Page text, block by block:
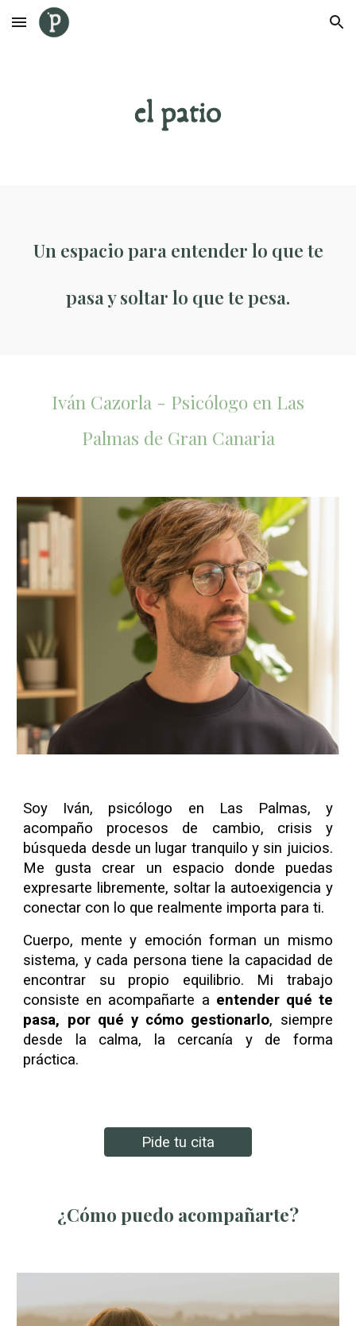
Skip to main content Skip to navigation
Un espacio para entender lo que te
pasa y soltar lo que te pesa.
Iván Cazorla - Psicólogo en Las
Palmas de Gran Canaria
Soy Iván, psicólogo en Las Palmas, y
acompaño procesos de cambio, crisis y
búsqueda desde un lugar tranquilo y sin juicios.
Me gusta crear un espacio donde puedas
expresarte libremente, soltar la autoexigencia y
conectar con lo que realmente importa para ti.
Cuerpo, mente y emoción forman un mismo
sistema, y cada persona tiene la capacidad de
encontrar su propio equilibrio. Mi trabajo
consiste en acompañarte a entender qué te
pasa, por qué y cómo gestionarlo, siempre
desde la calma, la cercanía y de forma
práctica.
Pide tu cita
¿Cómo puedo acompañarte?